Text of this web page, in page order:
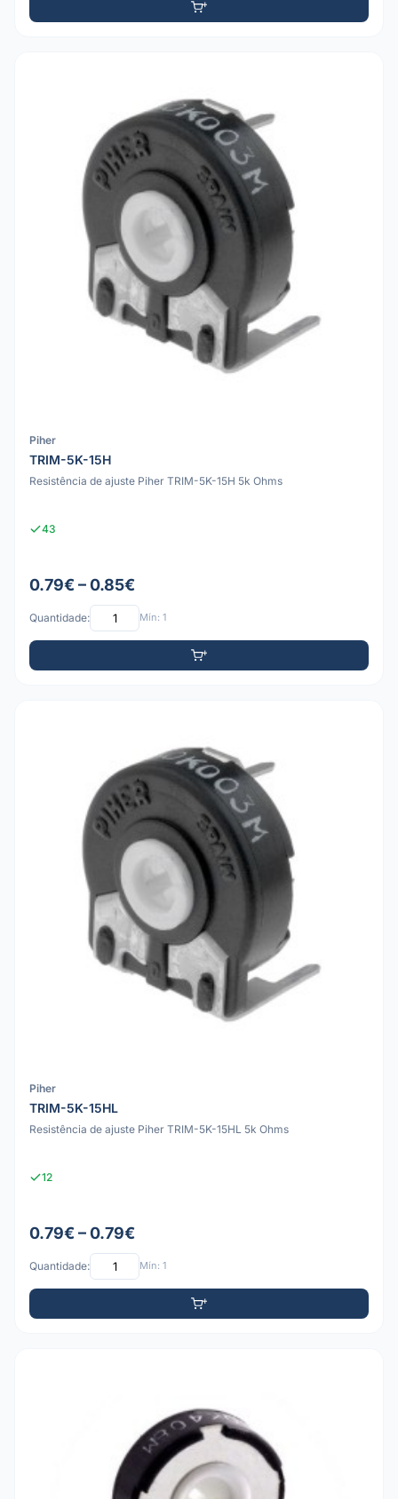
Piher
TRIM-5K-15H
Resistência de ajuste Piher TRIM-5K-15H 5k Ohms
43
0.79€ – 0.85€
Quantidade: Mín: 1
Piher
TRIM-5K-15HL
Resistência de ajuste Piher TRIM-5K-15HL 5k Ohms
12
0.79€ – 0.79€
Quantidade: Mín: 1